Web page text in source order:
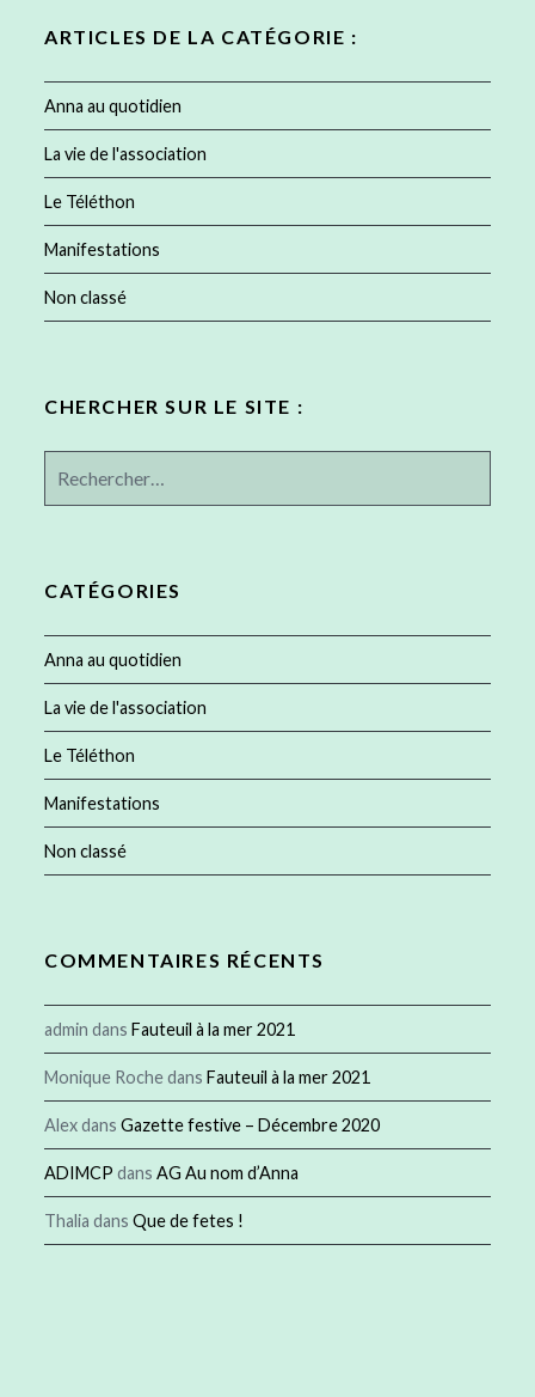
ARTICLES DE LA CATÉGORIE :
Anna au quotidien
La vie de l'association
Le Téléthon
Manifestations
Non classé
CHERCHER SUR LE SITE :
CATÉGORIES
Anna au quotidien
La vie de l'association
Le Téléthon
Manifestations
Non classé
COMMENTAIRES RÉCENTS
admin dansFauteuil à la mer 2021
Monique RochedansFauteuil à la mer 2021
AlexdansGazette festive – Décembre 2020
ADIMCP dansAG Au nom d’Anna
Thalia dansQue de fetes !